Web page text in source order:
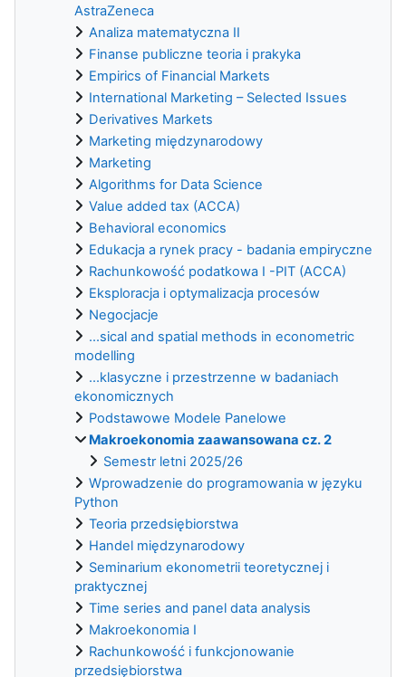
AstraZeneca
Analiza matematyczna II
Finanse publiczne teoria i prakyka
Empirics of Financial Markets
International Marketing – Selected Issues
Derivatives Markets
Marketing międzynarodowy
Marketing
Algorithms for Data Science
Value added tax (ACCA)
Behavioral economics
Edukacja a rynek pracy - badania empiryczne
Rachunkowość podatkowa I -PIT (ACCA)
Eksploracja i optymalizacja procesów
Negocjacje
...sical and spatial methods in econometric
modelling
...klasyczne i przestrzenne w badaniach
ekonomicznych
Podstawowe Modele Panelowe
Makroekonomia zaawansowana cz. 2
Semestr letni 2025/26
Wprowadzenie do programowania w języku
Python
Teoria przedsiębiorstwa
Handel międzynarodowy
Seminarium ekonometrii teoretycznej i
praktycznej
Time series and panel data analysis
Makroekonomia I
Rachunkowość i funkcjonowanie
przedsiębiorstwa